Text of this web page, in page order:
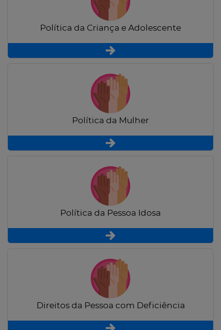
Política da Criança e Adolescente
Política da Mulher
Política da Pessoa Idosa
Direitos da Pessoa com Deficiência